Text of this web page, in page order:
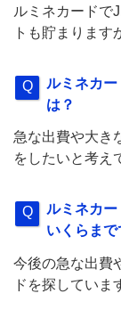
ルミネカードで
トも貯まります
ルミネカ
は？
急な出費や大き
をしたいと考え
ルミネカー
いくらまで
今後の急な出費
ドを探していま